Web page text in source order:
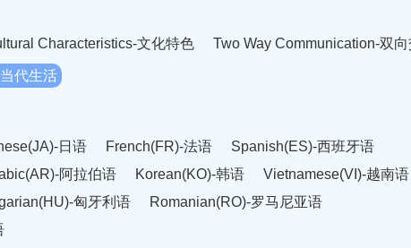
Characteristics-文化特色 Two Way Communication-双
代生活
日语 French(FR)-法语
Spanish(ES)-西班牙语
阿拉伯语 Korean(KO)-韩语
Vietnamese(VI)-越南语
匈牙利语
Romanian(RO)-罗马尼亚语